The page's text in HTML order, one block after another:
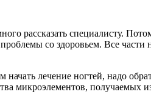
рассказать специалисту.
со здоровьем. Все
лечение ногтей, надо
микроэлементов,